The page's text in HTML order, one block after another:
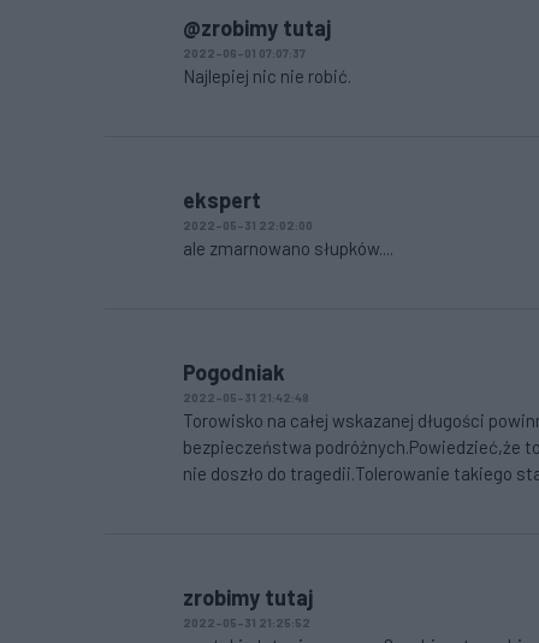
@zrobimy tutaj
2022-06-01 07:07:37
Najlepiej nic nie robić.
ekspert
2022-05-31 22:02:00
ale zmarnowano słupków....
Pogodniak
2022-05-31 21:42:48
Torowisko na całej wskazanej długości
bezpieczeństwa podróżnych.Powiedzieć,że
nie doszło do tragedii.Tolerowanie takiego
zrobimy tutaj
2022-05-31 21:25:52